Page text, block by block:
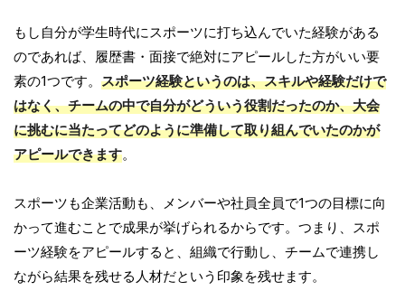
もし自分が学生時代にスポーツに打ち込んでいた経験がある
のであれば、履歴書・面接で絶対にアピールした方がいい要
素の1つです。 スポーツ経験というのは、スキルや経験だけで
はなく、チームの中で自分がどういう役割だったのか、大会
に挑むに当たってどのように準備して取り組んでいたのかが
アピールできます。
スポーツも企業活動も、メンバーや社員全員で1つの目標に向
かって進むことで成果が挙げられるからです。つまり、スポ
ーツ経験をアピールすると、組織で行動し、チームで連携し
ながら結果を残せる人材だという印象を残せます。